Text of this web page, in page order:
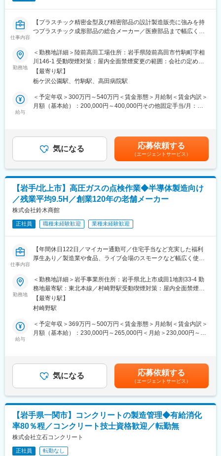
仕事内容
【プラスチック精密金型及び精密部品の設計製造販売に強みを持
つプラスチック成形部品の総合メーカー／医療部品まで幅広く対
■業務内容：
自動車・産業機械・民生品・メディカル等に使用されるプラスチ
ック精密成形品の製造を行っております。
オペレーターとしてプラスチック成形業務を中心に担当していた
だきます。
セット・調整、製品品質確認、設備点検、自動・半自動成形オペ
レーター）、簡単な金型メンテナンス、生産工程の作成、品質管
～金型製作から成形、後加工まで、一貫体制でお客様に満足いた
だけるプラスチック成形部品を提供～
プラスチック精密金型及び精密部品の設計製造販売において、今
後ますます皆様より信頼され必要とされる企業としてあり続ける
ため技術革新に果敢に挑戦し、全社一丸となって進化を続けてい
きます。
変更の範囲：無
勤務地
＜勤務地詳細＞陸前高田工場住所：岩手県陸前高田市竹駒町字相
川146-1 受動喫煙対策：屋内全面禁煙変更の範囲：会社の定める
事業所
【最寄り駅】
栃ケ沢公園駅、竹駒駅、高田病院駅
給与
＜予定年収＞300万円～540万円＜賃金形態＞月給制＜賃金内訳＞
月額（基本給）：200,000円～400,000円その他固定手当/月：
給(月額)は固定手当を含めた表記です。
気になる 応募依頼する
（エージェントサービス）
【岩手/北上市】高圧ガスの点検作業◆半導体製造向け
／残業平均9.5H／創業120年の老舗メーカー
株式会社鈴木商館
正社員 職種未経験歓迎 業種未経験歓迎
仕事内容
【年間休日122日／マイカー通勤可／住宅手当など充実した福利
厚生あり／製造業や食品、ライブ会場のスモークなど幅広く使わ
■こんな方にオススメ！
・手に職をつけて技術者として働きたい！
・ワークライフバランスの取れた環境で長期的に活躍したい！
■業務内容：
半導体製造に使用する高圧ガス役務契約に基づき作業を行って頂
…1日に数回、機械につながれているガスの漏れがないか、ガス切
れがないか等の安全点検を行っていただきます
合いが必要な業務ですが、実際に作業を行っていただくことはほ
ぼありません
（3）Ｃ/Ｃ（シリンダーキャビネット）内ガス交換作業
…毒ガス等の危険なガスを補填する作業です。専用の容器を移し
替える作業です
（4）緊急時初動対応
勤務地
＜勤務地詳細＞岩手事業所住所：岩手県北上市成田1地割33-4 勤
務地最寄駅：東北本線／村崎野駅受動喫煙対策：屋内全面禁煙変
更の範囲：会社の定める事業所
【最寄り駅】
村崎野駅
給与
＜予定年収＞369万円～500万円＜賃金形態＞月給制＜賃金内訳＞
月額（基本給）：230,000円～265,000円＜月給＞230,000円～
1回（平均1000～3000円UP）■賞与：年2回(昨年実績6.25か月、
一昨年実績5.4か月)賃金はあくまでも目安の金額であり、選考を
通じて上下する可能性があります。月給(月額)は固定手当を含めた
表記です。
気になる 応募依頼する
（エージェントサービス）
【岩手県一関市】コンクリートの製造管理◆有給消化
率80％程／コンクリート技士資格歓迎／転勤無
株式会社立石コンクリート
正社員 転勤なし